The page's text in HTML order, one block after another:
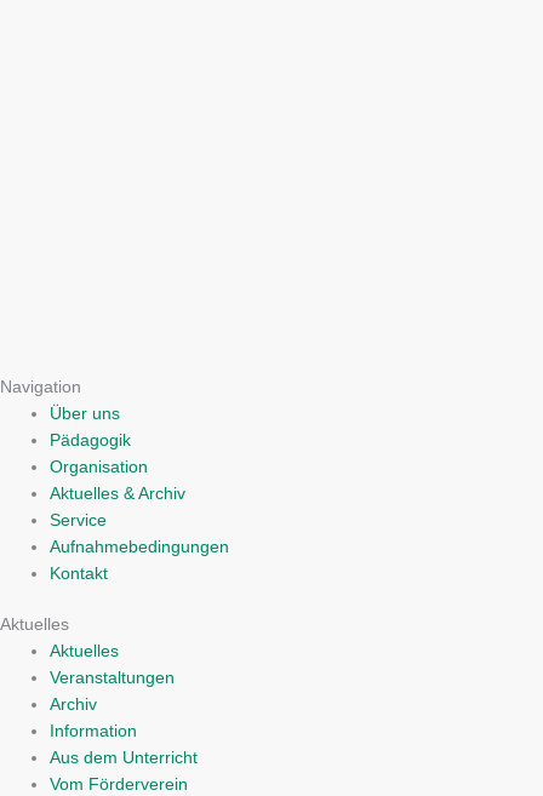
Navigation
Über uns
Pädagogik
Organisation
Aktuelles & Archiv
Service
Aufnahmebedingungen
Kontakt
Aktuelles
Aktuelles
Veranstaltungen
Archiv
Information
Aus dem Unterricht
Vom Förderverein